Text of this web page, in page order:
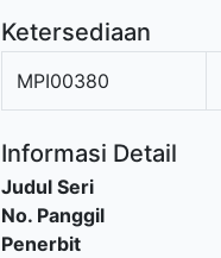
Ketersediaan
MPI00380
Informasi Detail
Judul Seri
No. Panggil
Penerbit